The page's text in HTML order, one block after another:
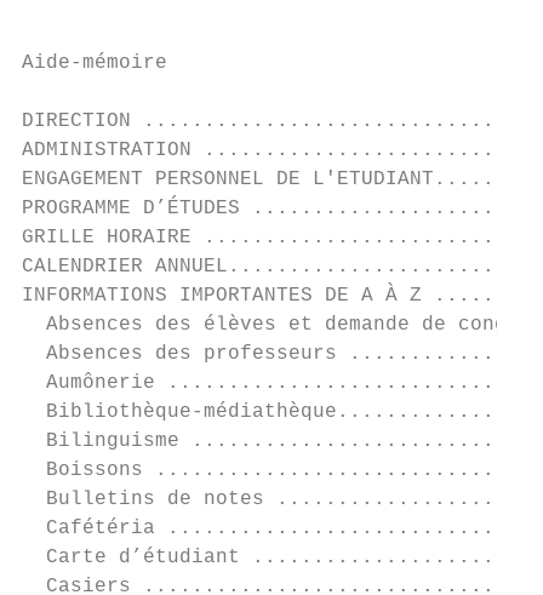
Aide-mémoire
DIRECTION
ADMINISTRATION
ENGAGEMENT PERSONNEL DE
PROGRAMME D’ÉTUDES
GRILLE HORAIRE
CALENDRIER
INFORMATIONS IMPORTANTES
Absences des élèves et demande de congé
Absences des professeurs
Aumônerie
Bibliothèque-
Bilinguisme
Boissons
Bulletins de notes
Cafétéria
Carte d’étudiant
Casiers